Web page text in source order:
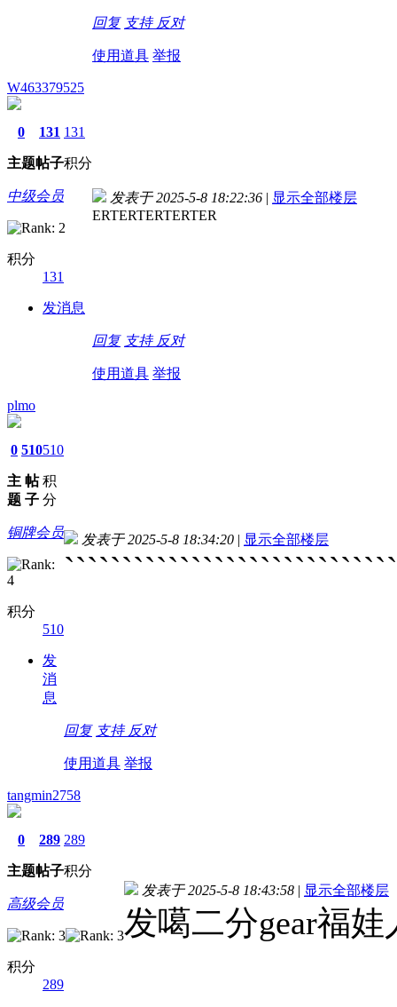
回复 支持 反对
使用道具 举报
W463379525
0
主题
131
帖子
131
积分
中级会员
积分
131
发消息
发表于 2025-5-8 18:22:36 | 显示全部楼层
ERTERTERTERTER
回复 支持 反对
使用道具 举报
plmo
0
主
题
510
帖
子
510
积
分
铜牌会员
积分
510
发
消
息
发表于 2025-5-8 18:34:20 | 显示全部楼层
回复 支持 反对
使用道具 举报
tangmin2758
0
主题
289
帖子
289
积分
高级会员
积分
289
发表于 2025-5-8 18:43:58 | 显示全部楼层
发噶二分gear福娃